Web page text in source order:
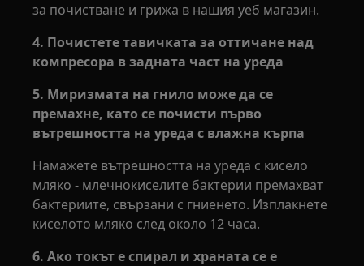
за почистване и грижа в нашия уеб магазин.
4. Почистете тавичката за оттичане над
компресора в задната част на уреда
5. Миризмата на гнило може да се
премахне, като се почисти първо
вътрешността на уреда с влажна кърпа
Намажете вътрешността на уреда с кисело
мляко - млечнокиселите бактерии премахват
бактериите, свързани с гниенето. Изплакнете
киселото мляко след около 12 часа.
6. Ако токът е спирал и храната се е